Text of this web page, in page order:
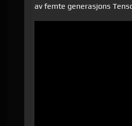
av femte generasjons